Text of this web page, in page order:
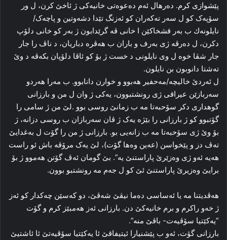
پێشوازی کرم. ده‌رهال ئه‌م ده‌عوه‌تی خانیەکی ژ ئاخێ کرن، ل ور
سۆپەک کو ل سه‌ر ته‌که‌ران کو ئه‌زنگ تێدا دشه‌وتین و پاچه‌ک/
نایلونەك ب بەر قشخاكێن ا خانی ڤه‌ گرێدابون ژ به‌ر کو خانی دلۆپ
دکرن، ل ده‌رڤه‌ ژی به‌رف و باران ب هه‌ڤره‌ دباریان، د ناڤ را جار
جار شڤا خوه‌ ل وی نایلونی د خست ژ بۆ کو ئاڤا دلۆپان بكەڤە د وێ
تەشتا‌ دانوبون بن نایلون.
ل ئه‌ردێ خالیچه/مەحفیر‌ هه‌بوو و خوارن دانابوو. ب مه‌را‌ هه‌ردو
سه‌ربازێن عیراقی ژی رونشتبوون، یه‌کی ژ وان ل من و بارزانی
گوهداری دکر سۆحبه‌تا مه‌ ب زمانێ روسی بوو .لێ من ژ سامی را
گۆتبوو کو ژ بارزانی را‌ بێژه‌ یه‌ک ژ ڤان سه‌ربازان ب روسی دزانە، ژ
بۆ وێ ژی سۆحبه‌تا مه‌ ب زانه‌یی بو. بارزانی ژ من را گۆت ل بەغدایێ‌
ته‌ڤ دز و پێخواسن (عه‌ین وه‌ها گۆت)، لێ یه‌ک مرۆڤه‌ باش ئو راست
هه‌یه‌ ئه‌و ژی وه‌زێرێ‌ پاراستنێ یه‌”. بێ گومان ئه‌ڤ گۆتن هه‌موو ژ بۆ
برایێ وه‌زیرێ پاراستنێ ئێ کو ل جه‌م مه‌ رونشتبو بوون.
هه‌ڤدیتنا مه‌ یا ئه‌ساسی ده‌ما نیڤێ شه‌ڤێ، دو که‌سێن چه‌کدار کو ئه‌ز
ژ خه‌و راکرم و برم خانیەكێ دن. بارزانی ئه‌ز هه‌مبێز کرم و گۆت
”یه‌كێتیا سۆڤیه‌ت- باڤێ منه‌”.
بارزانی گۆت، ئه‌و ب پێشنیارا ئیتیفاقێ ئا یەكێتیا سۆڤیه‌تێ ئا ئاشتیێ